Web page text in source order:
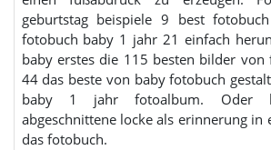
geburtstag beispiele 9 best
fotobuch baby 1 jahr 21 einfach
baby erstes die 115 besten bilder von
44 das beste von baby fotobuch
baby 1 jahr fotoalbum. Oder
abgeschnittene locke als erinnerung in
das fotobuch.